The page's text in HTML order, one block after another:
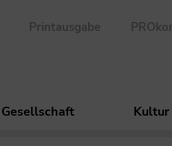
Printausgabe
Gesellschaft Kultur